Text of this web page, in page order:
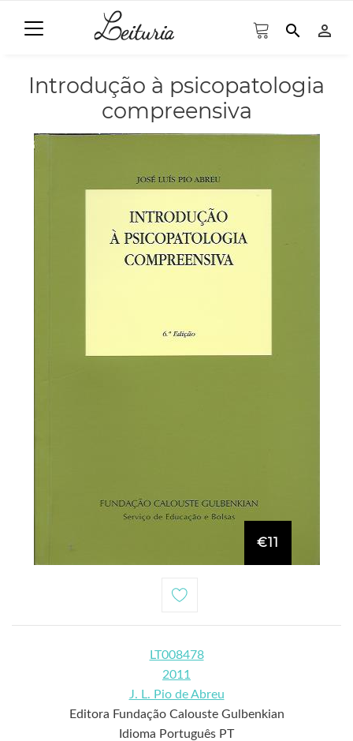
search person_outline
Introdução à psicopatologia
compreensiva
€11
LT008478
2011
J. L. Pio de Abreu
Editora Fundação Calouste Gulbenkian
Idioma Português PT